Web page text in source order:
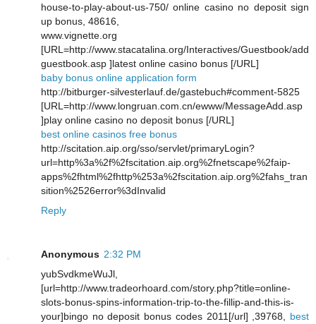
house-to-play-about-us-750/ online casino no deposit sign
up bonus, 48616,
www.vignette.org
[URL=http://www.stacatalina.org/Interactives/Guestbook/add
guestbook.asp ]latest online casino bonus [/URL]
baby bonus online application form
http://bitburger-silvesterlauf.de/gastebuch#comment-5825
[URL=http://www.longruan.com.cn/ewww/MessageAdd.asp
]play online casino no deposit bonus [/URL]
best online casinos free bonus
http://scitation.aip.org/sso/servlet/primaryLogin?
url=http%3a%2f%2fscitation.aip.org%2fnetscape%2faip-
apps%2fhtml%2fhttp%253a%2fscitation.aip.org%2fahs_tran
sition%2526error%3dInvalid
Reply
Anonymous 2:32 PM
yubSvdkmeWuJl,
[url=http://www.tradeorhoard.com/story.php?title=online-
slots-bonus-spins-information-trip-to-the-fillip-and-this-is-
your]bingo no deposit bonus codes 2011[/url] ,39768, best